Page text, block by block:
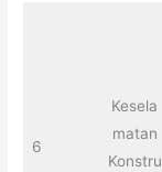
6
Kesela
matan
Konstru